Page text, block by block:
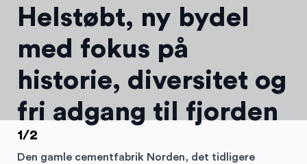
1/2
Helstøbt, ny bydel
med fokus på
historie, diversitet og
fri adgang til fjorden
Den gamle cementfabrik Norden, det tidligere